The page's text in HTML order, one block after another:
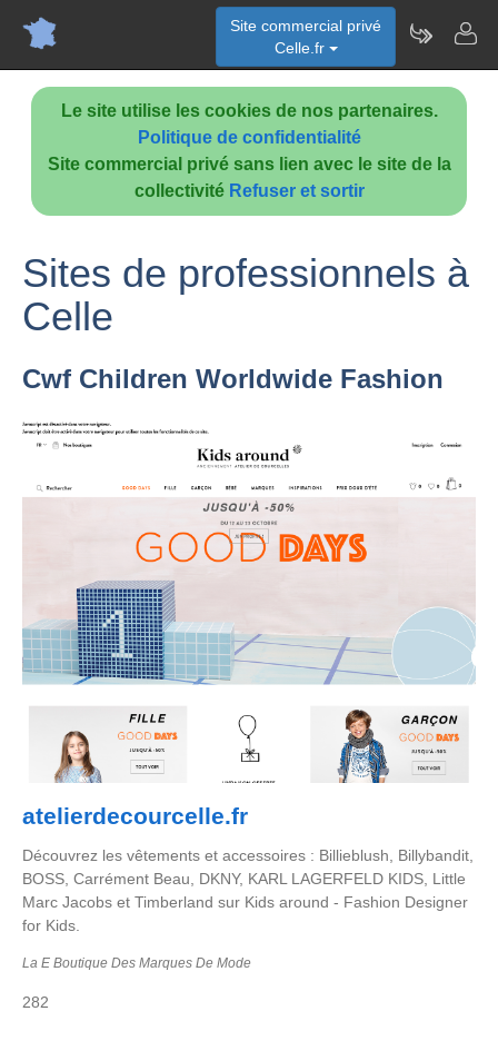
Le site utilise les cookies de nos partenaires.
Politique de confidentialité
Site commercial privé sans lien avec le site de la
collectivité Refuser et sortir
Site commercial privé
Celle.fr
Sites de professionnels à
Celle
Cwf Children Worldwide Fashion
atelierdecourcelle.fr
Découvrez les vêtements et accessoires : Billieblush, Billybandit,
BOSS, Carrément Beau, DKNY, KARL LAGERFELD KIDS, Little
Marc Jacobs et Timberland sur Kids around - Fashion Designer
for Kids.
La E Boutique Des Marques De Mode
282